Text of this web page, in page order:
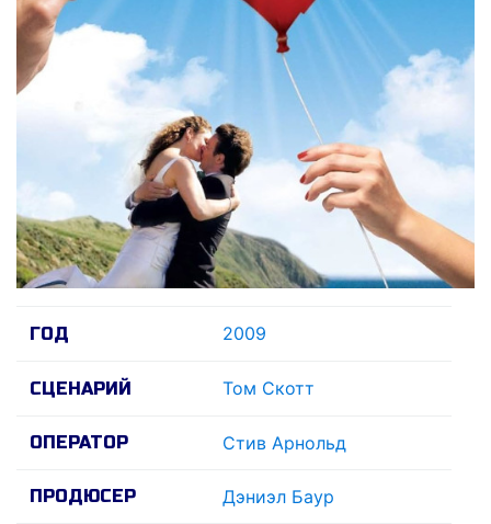
ГОД 2009
СЦЕНАРИЙ Том Скотт
ОПЕРАТОР Стив Арнольд
ПРОДЮСЕР Дэниэл Баур